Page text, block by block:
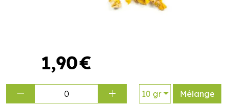
1,90€
0 10 gr Mélange